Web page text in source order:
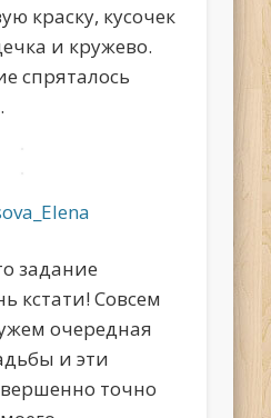
краску, кусочек
и кружево.
спряталось
задание
кстати! Совсем
очередная
и эти
точно